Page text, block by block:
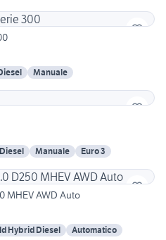
Manuale
Diesel Manuale
Euro 3
MHEV AWD Auto
Hybrid Diesel
Automatico